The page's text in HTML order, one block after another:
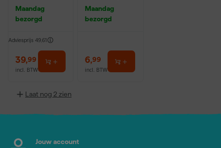
- 0,95L
Maandag
bezorgd
Adviesprijs 49,61
39,99
incl. BTW
Maandag
bezorgd
6,99
incl. BTW
Laat nog 2 zien
Jouw account